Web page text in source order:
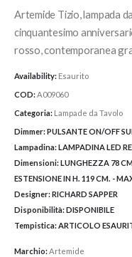
era:
Artemide Tizio, lampada
cinquantesimo
rosso, contemporanea
Availability: Esaurito
COD:A009060
Categoria: Lampade da Tavolo
Dimmer:PULSANTE ON/OFF
Lampadina:LAMPADINA LED
Dimensioni:LUNGHEZZA 78
ESTENSIONE IN H. 119 CM. -
Designer:RICHARD SAPPER
Disponibilità:DISPONIBILE
Tempistica: ARTICOLO
Marchio:Artemide